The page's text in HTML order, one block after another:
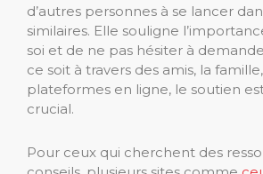
d’autres personnes à se lancer
similaires. Elle souligne
soi et de ne pas hésiter à
ce soit à travers des amis, la
plateformes en ligne, le soutien
crucial.
Pour ceux qui cherchent des